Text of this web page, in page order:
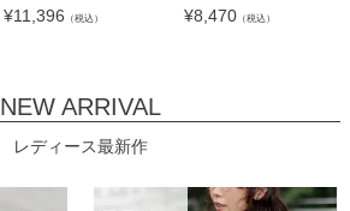
¥11,396 （税込） ¥8,470（税込）
NEW ARRIVAL
レディース最新作